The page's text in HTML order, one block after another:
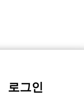
로그인